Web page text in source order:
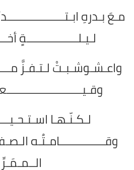
مـعَ بـدرهِ
لـيـلـــــــــــــــــةٍ
واعـشـوشـبـتْ لـتـفـزَّ
لـكـنّـهـا
وقـــــــــــــــامـتُـه
الــمـمَـرِّ